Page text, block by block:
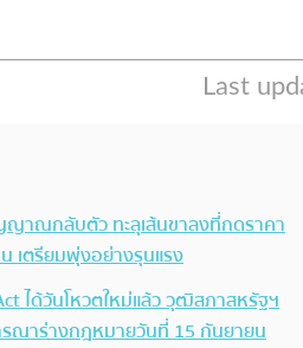
ญาณกลับตัว ทะลุเส้นขาลงที่กดราคา
เตรียมพุ่งอย่างรุนแรง
ได้วันโหวตใหม่แล้ว วุฒิสภาสหรัฐฯ
ณาร่างกฎหมายวันที่ 15 กันยายน